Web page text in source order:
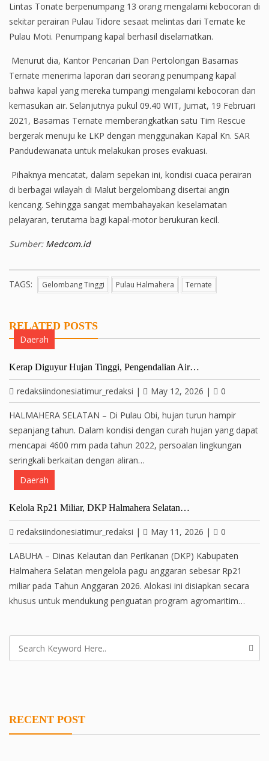
Lintas Tonate berpenumpang 13 orang mengalami kebocoran di
sekitar perairan Pulau Tidore sesaat melintas dari Ternate ke
Pulau Moti. Penumpang kapal berhasil diselamatkan.
Menurut dia, Kantor Pencarian Dan Pertolongan Basarnas
Ternate menerima laporan dari seorang penumpang kapal
bahwa kapal yang mereka tumpangi mengalami kebocoran dan
kemasukan air. Selanjutnya pukul 09.40 WIT, Jumat, 19 Februari
2021, Basarnas Ternate memberangkatkan satu Tim Rescue
bergerak menuju ke LKP dengan menggunakan Kapal Kn. SAR
Pandudewanata untuk melakukan proses evakuasi.
Pihaknya mencatat, dalam sepekan ini, kondisi cuaca perairan
di berbagai wilayah di Malut bergelombang disertai angin
kencang. Sehingga sangat membahayakan keselamatan
pelayaran, terutama bagi kapal-motor berukuran kecil.
Sumber: Medcom.id
TAGS: Gelombang Tinggi Pulau Halmahera Ternate
RELATED POSTS
Daerah
Kerap Diguyur Hujan Tinggi, Pengendalian Air…
redaksiindonesiatimur_redaksi | May 12, 2026 | 0
HALMAHERA SELATAN – Di Pulau Obi, hujan turun hampir
sepanjang tahun. Dalam kondisi dengan curah hujan yang dapat
mencapai 4600 mm pada tahun 2022, persoalan lingkungan
seringkali berkaitan dengan aliran…
Daerah
Kelola Rp21 Miliar, DKP Halmahera Selatan…
redaksiindonesiatimur_redaksi | May 11, 2026 | 0
LABUHA – Dinas Kelautan dan Perikanan (DKP) Kabupaten
Halmahera Selatan mengelola pagu anggaran sebesar Rp21
miliar pada Tahun Anggaran 2026. Alokasi ini disiapkan secara
khusus untuk mendukung penguatan program agromaritim…
RECENT POST